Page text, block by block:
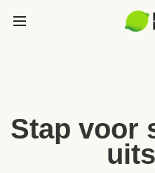
Stap voor